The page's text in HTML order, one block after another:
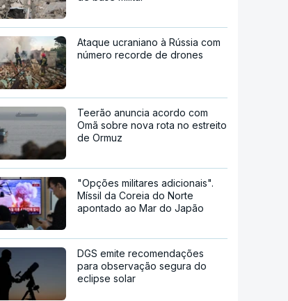
Ataque ucraniano à Rússia com
número recorde de drones
Teerão anuncia acordo com
Omã sobre nova rota no estreito
de Ormuz
"Opções militares adicionais".
Míssil da Coreia do Norte
apontado ao Mar do Japão
DGS emite recomendações
para observação segura do
eclipse solar